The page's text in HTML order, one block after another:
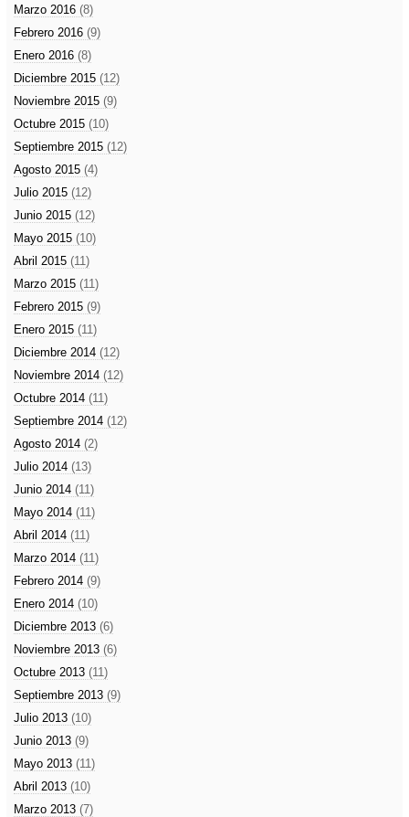
Marzo 2016 (8)
Febrero 2016 (9)
Enero 2016 (8)
Diciembre 2015 (12)
Noviembre 2015 (9)
Octubre 2015 (10)
Septiembre 2015 (12)
Agosto 2015 (4)
Julio 2015 (12)
Junio 2015 (12)
Mayo 2015 (10)
Abril 2015 (11)
Marzo 2015 (11)
Febrero 2015 (9)
Enero 2015 (11)
Diciembre 2014 (12)
Noviembre 2014 (12)
Octubre 2014 (11)
Septiembre 2014 (12)
Agosto 2014 (2)
Julio 2014 (13)
Junio 2014 (11)
Mayo 2014 (11)
Abril 2014 (11)
Marzo 2014 (11)
Febrero 2014 (9)
Enero 2014 (10)
Diciembre 2013 (6)
Noviembre 2013 (6)
Octubre 2013 (11)
Septiembre 2013 (9)
Julio 2013 (10)
Junio 2013 (9)
Mayo 2013 (11)
Abril 2013 (10)
Marzo 2013 (7)